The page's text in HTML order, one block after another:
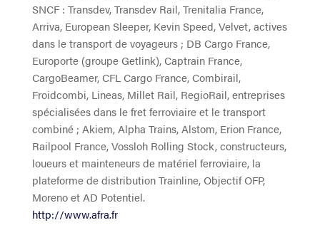
SNCF : Transdev, Transdev Rail, Trenitalia France,
Arriva, European Sleeper, Kevin Speed, Velvet, actives
dans le transport de voyageurs ; DB Cargo France,
Europorte (groupe Getlink), Captrain France,
CargoBeamer, CFL Cargo France, Combirail,
Froidcombi, Lineas, Millet Rail, RegioRail, entreprises
spécialisées dans le fret ferroviaire et le transport
combiné ; Akiem, Alpha Trains, Alstom, Erion France,
Railpool France, Vossloh Rolling Stock, constructeurs,
loueurs et mainteneurs de matériel ferroviaire, la
plateforme de distribution Trainline, Objectif OFP,
Moreno et AD Potentiel.
http://www.afra.fr